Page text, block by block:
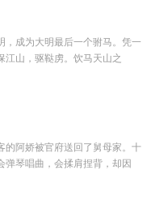
，成为大明最后一个驸马。凭一
江山，驱鞑虏。饮马天山之
的阿娇被官府送回了舅母家。十
弹琴唱曲，会揉肩捏背，却因